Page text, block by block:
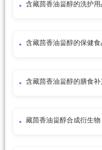
含藏茴香油甾醇的洗护用
含藏茴香油甾醇的保健食
含藏茴香油甾醇的膳食补
藏茴香油甾醇合成衍生物